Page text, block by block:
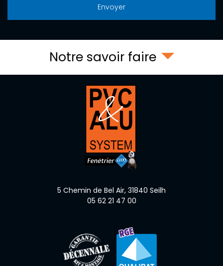
Notre savoir faire
5 Chemin de Bel Air, 31840 Seilh
05 62 21 47 00